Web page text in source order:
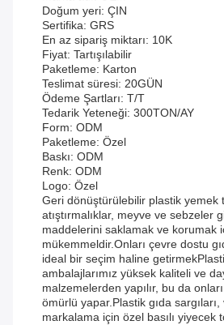
Doğum yeri: ÇIN
Sertifika: GRS
En az sipariş miktarı: 10K
Fiyat: Tartışılabilir
Paketleme: Karton
Teslimat süresi: 20GÜN
Ödeme Şartları: T/T
Tedarik Yeteneği: 300TON/AY
Form: ODM
Paketleme: Özel
Baskı: ODM
Renk: ODM
Logo: Özel
Geri dönüştürülebilir plastik yemek
atıştırmalıklar, meyve ve sebzeler
maddelerini saklamak ve korumak
mükemmeldir.Onları çevre dostu
ideal bir seçim haline
ambalajlarımız yüksek kaliteli ve
malzemelerden yapılır, bu da
ömürlü yapar.Plastik gıda
markalama için özel basılı yiyecek